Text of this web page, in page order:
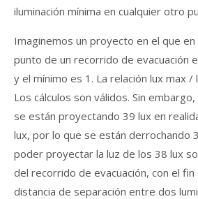
iluminación mínima en cualquier otro
Imaginemos un proyecto en el que
punto de un recorrido de evacuación
y el mínimo es 1. La relación lux max /
Los cálculos son válidos. Sin
se están proyectando 39 lux en
lux, por lo que se están derrochando
poder proyectar la luz de los 38 lux
del recorrido de evacuación, con el
distancia de separación entre dos